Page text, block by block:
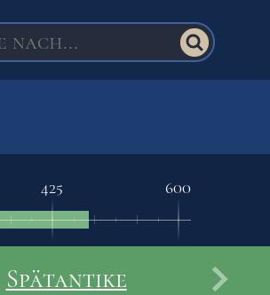
425 600
Spätantike